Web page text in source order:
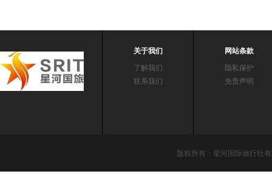
关于我们
了解我们
联系我们
网站条款
隐私保护
免责声明
版权所有：星河国际旅行社